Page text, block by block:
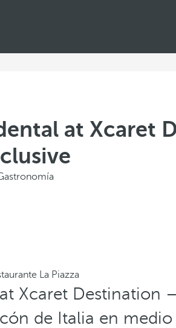
at Xcaret
La Piazza
Xcaret Destination
de Italia en medio